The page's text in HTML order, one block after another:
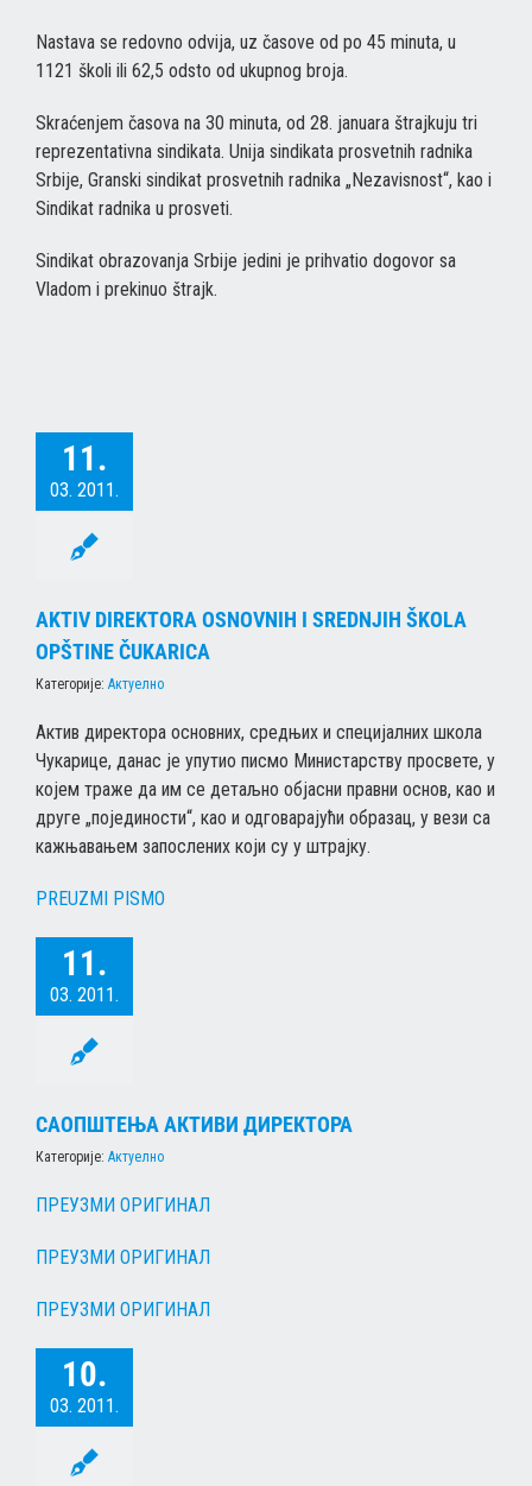
Nastava se redovno odvija, uz časove od po 45 minuta, u
1121 školi ili 62,5 odsto od ukupnog broja.
Skraćenjem časova na 30 minuta, od 28. januara štrajkuju tri
reprezentativna sindikata. Unija sindikata prosvetnih radnika
Srbije, Granski sindikat prosvetnih radnika „Nezavisnost“, kao i
Sindikat radnika u prosveti.
Sindikat obrazovanja Srbije jedini je prihvatio dogovor sa
Vladom i prekinuo štrajk.
11.
03. 2011.
AKTIV DIREKTORA OSNOVNIH I SREDNJIH ŠKOLA
OPŠTINE ČUKARICA
Категорије: Актуелно
Актив директора основних, средњих и специјалних школа
Чукарице, данас је упутио писмо Министарству просвете, у
којем траже да им се детаљно објасни правни основ, као и
друге „појединости“, као и одговарајући образац, у вези са
кажњавањем запослених који су у штрајку.
PREUZMI PISMO
11.
03. 2011.
САОПШТЕЊА AКТИВИ ДИРЕКТОРА
Категорије: Актуелно
ПРЕУЗМИ ОРИГИНАЛ
ПРЕУЗМИ ОРИГИНАЛ
ПРЕУЗМИ ОРИГИНАЛ
10.
03. 2011.